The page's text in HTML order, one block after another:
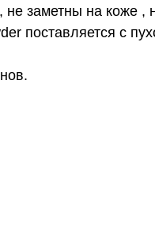
не заметны на коже
поставляется с